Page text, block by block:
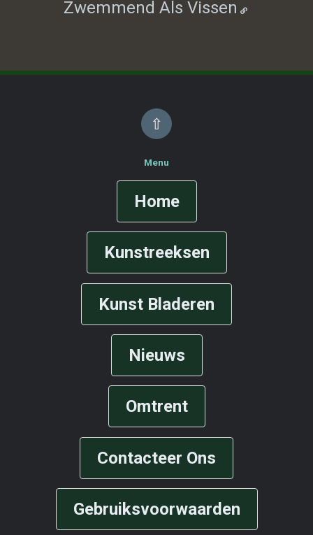
Zwemmend Als Vissen
⇧
Menu
Home
Kunstreeksen
Kunst Bladeren
Nieuws
Omtrent
Contacteer Ons
Gebruiksvoorwaarden